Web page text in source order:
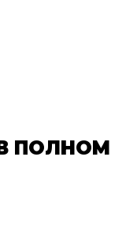
ПОЛНОМ